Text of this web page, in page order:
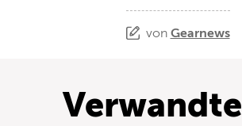
von Gearnews
Verwandte